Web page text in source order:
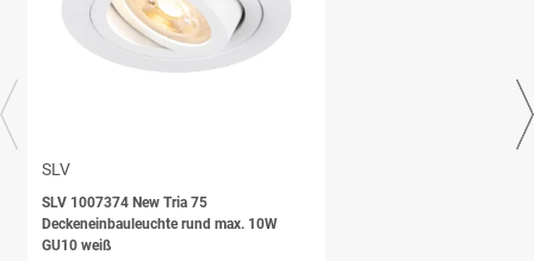
SLV
SLV 1007374 New Tria 75
Deckeneinbauleuchte rund max. 10W
GU10 weiß